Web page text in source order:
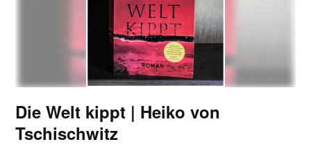
Die Welt kippt | Heiko von
Tschischwitz